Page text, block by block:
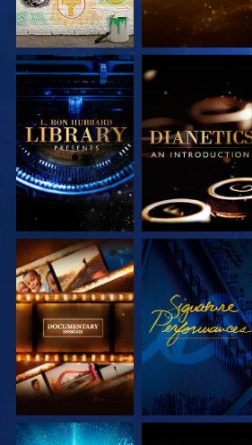
VERKEN DE SERIE VERKEN DE SERIE
VERKEN DE SERIE KIJK